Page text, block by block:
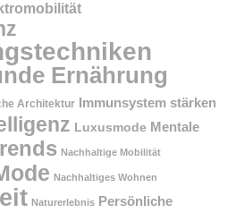
Ernährung
Architektur Immunsystem stärken
Luxusmode Mentale
Nachhaltige Mobilität
Nachhaltiges Wohnen
Naturerlebnis Persönliche